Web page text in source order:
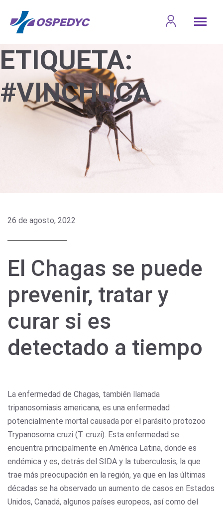
ETIQUETA:
#VINCHUCA
26 de agosto, 2022
El Chagas se puede
prevenir, tratar y
curar si es
detectado a tiempo
La enfermedad de Chagas, también llamada
tripanosomiasis americana, es una enfermedad
potencialmente mortal causada por el parásito protozoo
Trypanosoma cruzi (T. cruzi). Esta enfermedad se
encuentra principalmente en América Latina, donde es
endémica y es, detrás del SIDA y la tuberculosis, la que
trae más preocupación en la región, ya que en las últimas
décadas se ha observado un aumento de casos en Estados
Unidos, Canadá, algunos países europeos, así como del